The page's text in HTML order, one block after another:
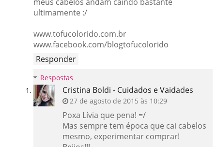
ultimamente :/
www.tofucolorido.com.br
www.facebook.com/blogtofucolorido
Responder
Respostas
Cristina Boldi - Cuidados e Vaidades
27 de agosto de 2015 às 10:29
Poxa Lívia que pena! =/
Mas sempre tem época que cai cabelos
mesmo, experimentar comprar!